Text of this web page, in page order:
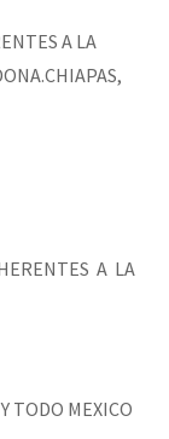
Espanhol
lutas pela
A LA
A LA
TODO MEXICO